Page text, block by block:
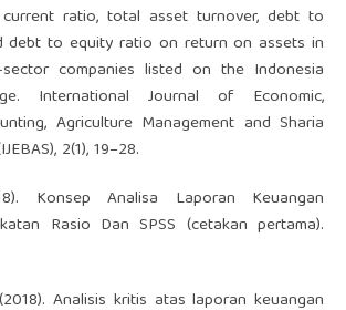
ratio, total asset turnover, debt to
debt to equity ratio on return on assets in
companies listed on the Indonesia
International Journal of Economic,
Agriculture Management and Sharia
2(1), 19–28.
Konsep Analisa Laporan Keuangan
Rasio Dan SPSS (cetakan pertama).
Analisis kritis atas laporan keuangan